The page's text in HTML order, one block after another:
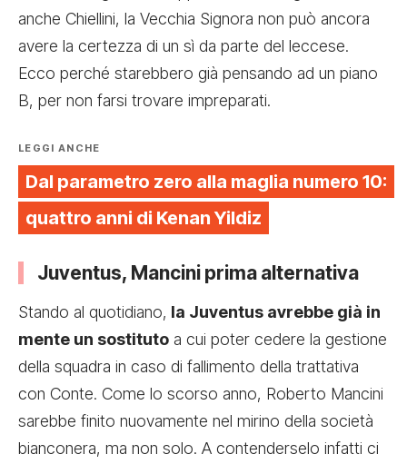
anche Chiellini, la Vecchia Signora non può ancora
avere la certezza di un sì da parte del leccese.
Ecco perché starebbero già pensando ad un piano
B, per non farsi trovare impreparati.
LEGGI ANCHE
Dal parametro zero alla maglia numero 10:
quattro anni di Kenan Yildiz
Juventus, Mancini prima alternativa
Stando al quotidiano, la Juventus avrebbe già in
mente un sostituto a cui poter cedere la gestione
della squadra in caso di fallimento della trattativa
con Conte. Come lo scorso anno, Roberto Mancini
sarebbe finito nuovamente nel mirino della società
bianconera, ma non solo. A contenderselo infatti ci